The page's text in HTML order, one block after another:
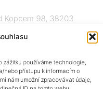
zážitku používáme technologie,
nebo přístupu k informacím o
nám umožní zpracovávat údaje,
Kopcem 98, 38203